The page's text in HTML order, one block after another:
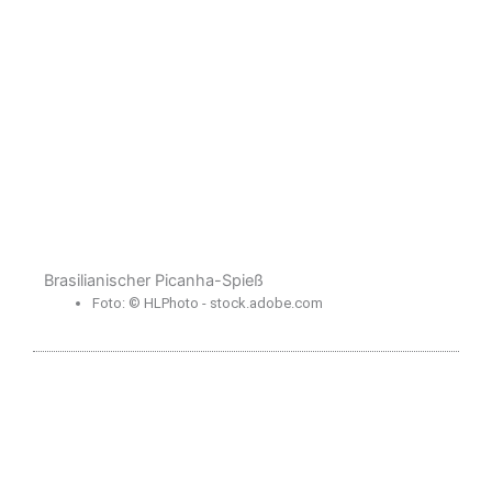
Brasilianischer Picanha-Spieß
Foto: © HLPhoto - stock.adobe.com